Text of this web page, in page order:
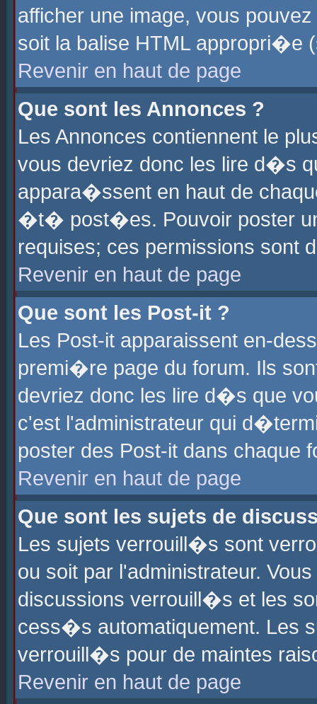
afficher une image, vous
soit la balise HTML
Revenir en haut de page
Que sont les Annonces ?
Les Annonces contiennent le
vous devriez donc les lire d�s
appara�ssent en haut de
�t� post�es. Pouvoir poster
requises; ces permissions sont
Revenir en haut de page
Que sont les Post-it ?
Les Post-it apparaissent en-
premi�re page du forum. Ils
devriez donc les lire d�s que
c'est l'administrateur qui
poster des Post-it dans chaque
Revenir en haut de page
Que sont les sujets de
Les sujets verrouill�s sont
ou soit par l'administrateur.
discussions verrouill�s et les
cess�s automatiquement. Les
verrouill�s pour de maintes
Revenir en haut de page